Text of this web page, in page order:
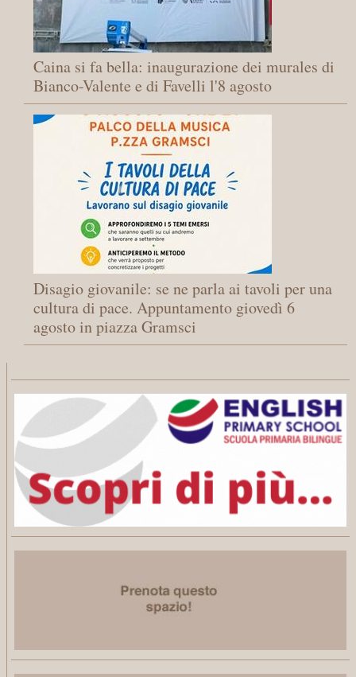
Caina si fa bella: inaugurazione dei murales di
Bianco-Valente e di Favelli l'8 agosto
Disagio giovanile: se ne parla ai tavoli per una
cultura di pace. Appuntamento giovedì 6
agosto in piazza Gramsci